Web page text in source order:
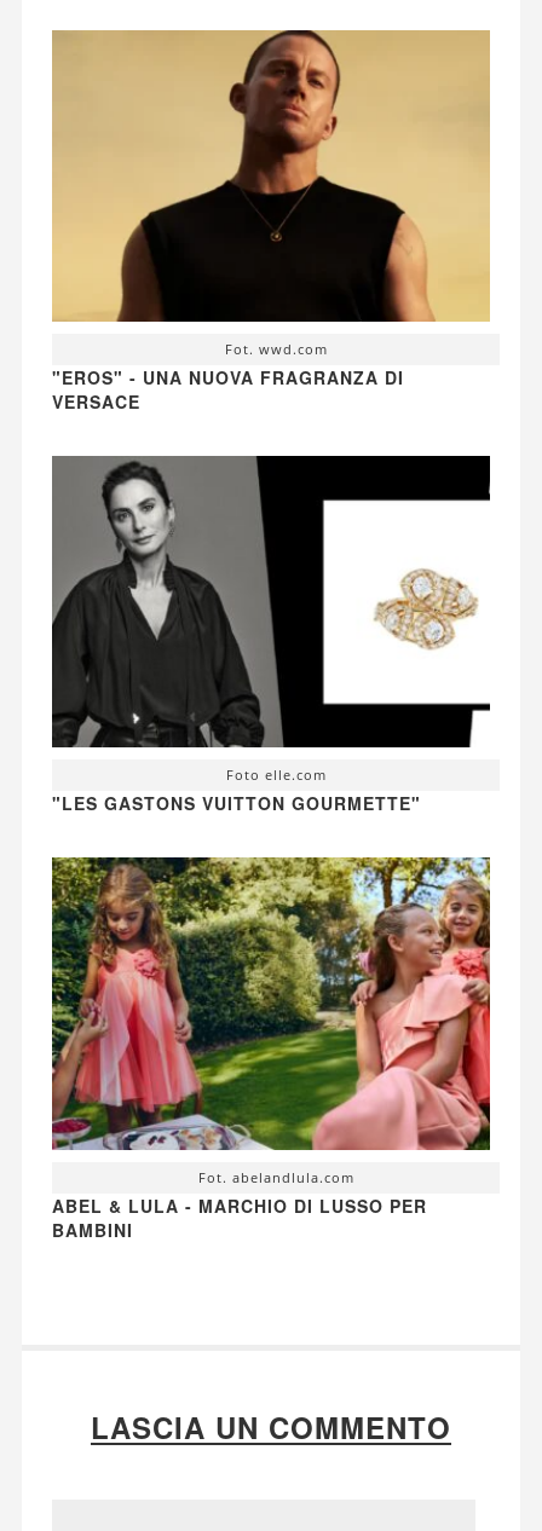
Fot. wwd.com
"EROS" - UNA NUOVA FRAGRANZA DI
VERSACE
Foto elle.com
"LES GASTONS VUITTON GOURMETTE"
Fot. abelandlula.com
ABEL & LULA - MARCHIO DI LUSSO PER
BAMBINI
LASCIA UN COMMENTO